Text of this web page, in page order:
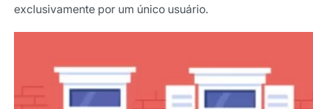
exclusivamente por um único usuário.